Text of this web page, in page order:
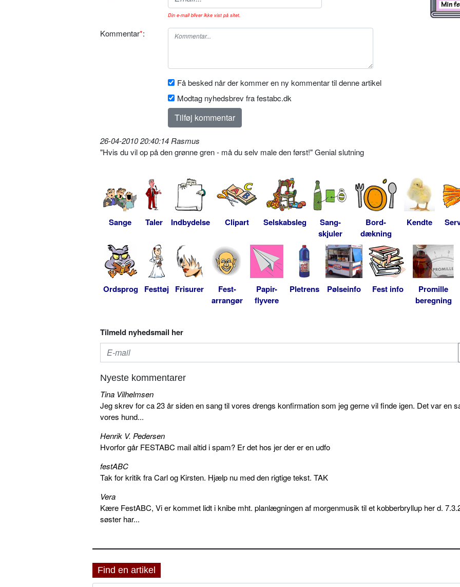
Din e-mail bliver ikke vist på sitet.
Kommentar*:
Få besked når der kommer en ny kommentar til denne artikel
Modtag nyhedsbrev fra festabc.dk
26-04-2010 20:40:14 Rasmus
"Hvis du vil op på den grønne gren - må du selv male den først!" Genial slutning
Sange Taler Indbydelse Clipart Selskabsleg
Sang-
skjuler
Bord-
dækning
Kendte
Ordsprog Festtøj Frisurer
Fest-
arrangør
Papir-
flyvere
Pletrens Pølseinfo Fest info
Promille
beregning
Tilmeld nyhedsmail her
Nyeste kommentarer
Tina Vilhelmsen
Jeg skrev for ca 23 år siden en sang til vores drengs konfirmation som jeg gerne vil finde igen. Det var en
vores hund...
Henrik V. Pedersen
Hvorfor går FESTABC mail altid i spam? Er det hos jer der er en udfo
festABC
Tak for kritik fra Carl og Kirsten. Hjælp nu med den rigtige tekst. TAK
Vera
Kære FestABC, Vi er kommet lidt i knibe mht. planlægningen af morgenmusik til et kobberbryllup her d.
søster har...
Find en artikel